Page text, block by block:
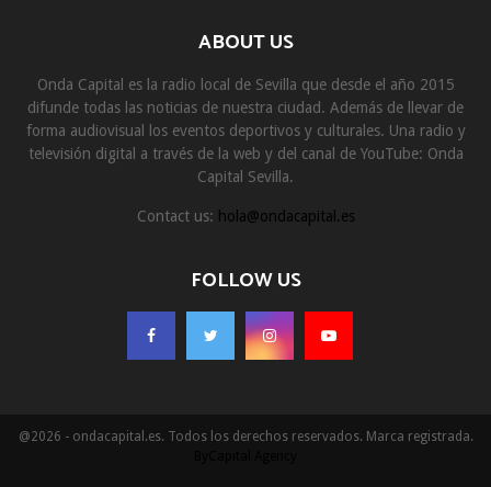
ABOUT US
Onda Capital es la radio local de Sevilla que desde el año 2015
difunde todas las noticias de nuestra ciudad. Además de llevar de
forma audiovisual los eventos deportivos y culturales. Una radio y
televisión digital a través de la web y del canal de YouTube: Onda
Capital Sevilla.
Contact us: hola@ondacapital.es
FOLLOW US
@2026 - ondacapital.es. Todos los derechos reservados. Marca registrada.